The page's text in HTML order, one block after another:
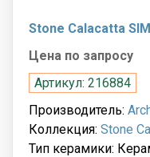
Stone Calacatta
Цена по запросу
Артикул: 216884
Производитель:
Коллекция: Stone
Тип керамики: